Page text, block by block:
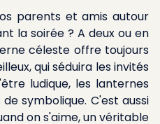
parents et amis autour
la soirée ? A deux ou en
céleste offre toujours
qui séduira les invités
ludique, les lanternes
symbolique. C'est aussi
on s'aime, un véritable